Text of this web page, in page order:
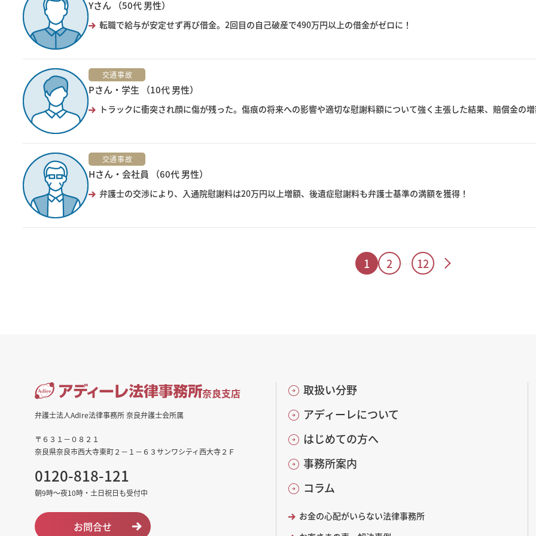
Yさん （50代 男性）
転職で給与が安定せず再び借金。2回目の自己破産で490万円以上の借金がゼロに！
交通事故
Pさん・学生 （10代 男性）
トラックに衝突され顔に傷が残った。傷痕の将来への影響や適切な慰謝料額について強く主張した結果、賠償金の増
交通事故
Hさん・会社員 （60代 男性）
弁護士の交渉により、入通院慰謝料は20万円以上増額、後遺症慰謝料も弁護士基準の満額を獲得！
1 2 … 12
奈良支店
弁護士法人AdIre法律事務所 奈良弁護士会所属
〒６３１－０８２１
奈良県奈良市西大寺東町２－１－６３サンワシティ西大寺２Ｆ
0120-818-121
朝9時～夜10時・土日祝日も受付中
お問合せ
取扱い分野
アディーレについて
はじめての方へ
事務所案内
コラム
お金の心配がいらない法律事務所